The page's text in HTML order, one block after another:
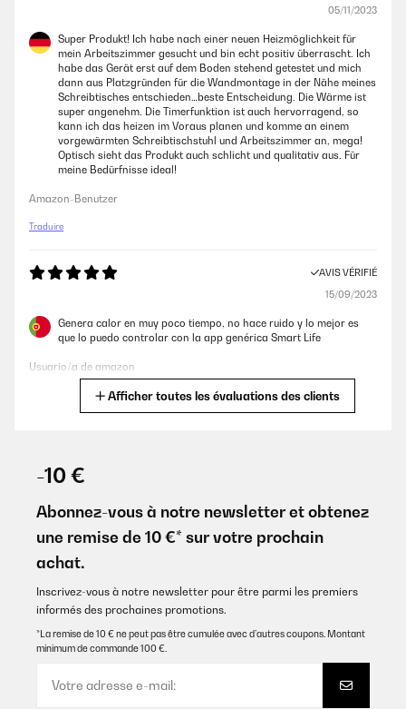
05/11/2023
Super Produkt! Ich habe nach einer neuen Heizmöglichkeit für
mein Arbeitszimmer gesucht und bin echt positiv überrascht. Ich
habe das Gerät erst auf dem Boden stehend getestet und mich
dann aus Platzgründen für die Wandmontage in der Nähe meines
Schreibtisches entschieden…beste Entscheidung. Die Wärme ist
super angenehm. Die Timerfunktion ist auch hervorragend, so
kann ich das heizen im Voraus planen und komme an einem
vorgewärmten Schreibtischstuhl und Arbeitszimmer an, mega!
Optisch sieht das Produkt auch schlicht und qualitativ aus. Für
meine Bedürfnisse ideal!
Amazon-Benutzer
Traduire
AVIS VÉRIFIÉ
15/09/2023
Genera calor en muy poco tiempo, no hace ruido y lo mejor es
que lo puedo controlar con la app genérica Smart Life
Usuario/a de amazon
uns für das Modell zur Wandmontage, ohne Stehfüße,
entschieden. Zur Vereinfachung der Montage ist eine Schablone
enthalten. Mit dieser kann man genau einzeichnen wo wie Löcher
für die Schrauben gebohrt werden müssen.Die Bedienung selbst
lässt sich an der Heizung selbst oder über die Fernbedienung
Heizung hochheizen soll und auch sogar einen Timer zum
automatischen Start aktivieren.Die Wlan Verknüpfung hat bislang
schwachen Wlan Signal. Ein Wlan Repeater ist bestellt, damit
sollte es klappen.Zur Heizung lässt sich sagen, dass sie wirklich
schnell Wärme abstrahlt und zwar diese angenehme Infrarot
Wärme. Gefällt mir viel besser als trockene Heizungsluft.
Afficher toutes les évaluations des clients
-10 €
Abonnez-vous à notre newsletter et obtenez
une remise de 10 €* sur votre prochain
achat.
Inscrivez-vous à notre newsletter pour être parmi les premiers
informés des prochaines promotions.
*La remise de 10 € ne peut pas être cumulée avec d’autres coupons. Montant
minimum de commande 100 €.